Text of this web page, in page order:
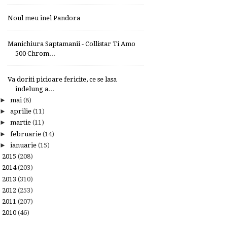
Noul meu inel Pandora
Manichiura Saptamanii - Collistar Ti Amo
500 Chrom...
Va doriti picioare fericite, ce se lasa
indelung a...
► mai (8)
► aprilie (11)
► martie (11)
► februarie (14)
► ianuarie (15)
2015 (208)
2014(203)
2013 (310)
2012 (253)
2011 (207)
2010 (46)